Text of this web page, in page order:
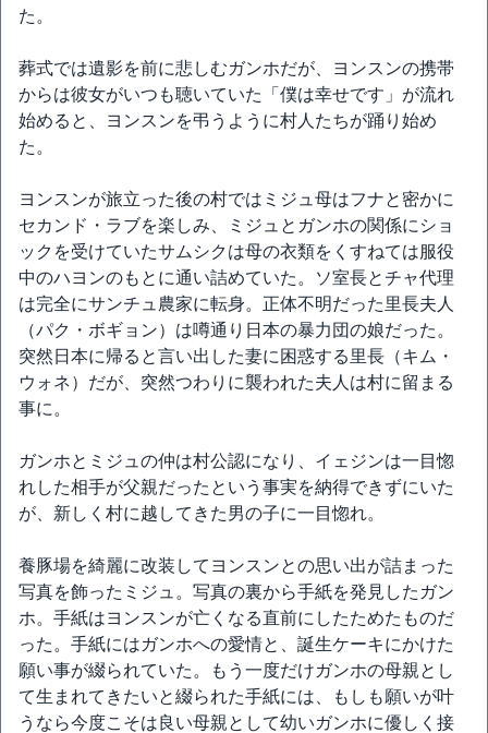
た。
葬式では遺影を前に悲しむガンホだが、ヨンスンの携帯
からは彼女がいつも聴いていた「僕は幸せです」が流れ
始めると、ヨンスンを弔うように村人たちが踊り始め
た。
ヨンスンが旅立った後の村ではミジュ母はフナと密かに
セカンド・ラブを楽しみ、ミジュとガンホの関係にショ
ックを受けていたサムシクは母の衣類をくすねては服役
中のハヨンのもとに通い詰めていた。ソ室長とチャ代理
は完全にサンチュ農家に転身。正体不明だった里長夫人
（パク・ボギョン）は噂通り日本の暴力団の娘だった。
突然日本に帰ると言い出した妻に困惑する里長（キム・
ウォネ）だが、突然つわりに襲われた夫人は村に留まる
事に。
ガンホとミジュの仲は村公認になり、イェジンは一目惚
れした相手が父親だったという事実を納得できずにいた
が、新しく村に越してきた男の子に一目惚れ。
養豚場を綺麗に改装してヨンスンとの思い出が詰まった
写真を飾ったミジュ。写真の裏から手紙を発見したガン
ホ。手紙はヨンスンが亡くなる直前にしたためたものだ
った。手紙にはガンホへの愛情と、誕生ケーキにかけた
願い事が綴られていた。もう一度だけガンホの母親とし
て生まれてきたいと綴られた手紙には、もしも願いが叶
うなら今度こそは良い母親として幼いガンホに優しく接